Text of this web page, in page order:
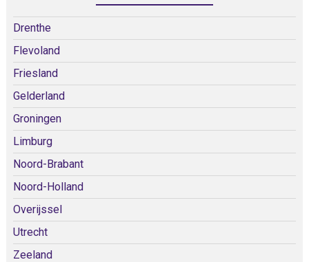
Drenthe
Flevoland
Friesland
Gelderland
Groningen
Limburg
Noord-Brabant
Noord-Holland
Overijssel
Utrecht
Zeeland